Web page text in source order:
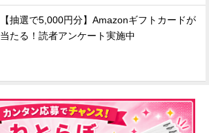
【抽選で5,000円分】Amazonギフトカードが
当たる！読者アンケート実施中